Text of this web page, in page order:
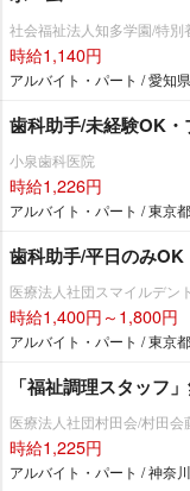
社会福祉法人知多学園/特
時給1,140円
アルバイト・パート / 愛知県
歯科助手/未経験OK
小泉歯科医院
時給1,226円
アルバイト・パート / 東京都
歯科助手/平日のみOK
医療法人社団スマイルデント
時給1,400円～1,800円
アルバイト・パート / 東京都
「福祉調理スタッフ
医療法人社団村田会/村田
時給1,225円
アルバイト・パート / 神奈